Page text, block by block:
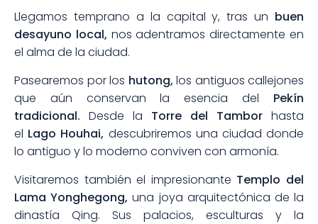
Llegamos temprano a la capital y, tras un buen
desayuno local, nos adentramos directamente en
el alma de la ciudad.
Pasearemos por los hutong, los antiguos callejones
que aún conservan la esencia del Pekín
tradicional. Desde la Torre del Tambor hasta
el Lago Houhai, descubriremos una ciudad donde
lo antiguo y lo moderno conviven con armonía.
Visitaremos también el impresionante Templo del
Lama Yonghegong, una joya arquitectónica de la
dinastía Qing. Sus palacios, esculturas y la